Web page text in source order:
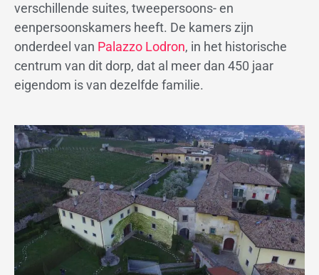
verschillende suites, tweepersoons- en
eenpersoonskamers heeft. De kamers zijn
onderdeel van Palazzo Lodron, in het historische
centrum van dit dorp, dat al meer dan 450 jaar
eigendom is van dezelfde familie.